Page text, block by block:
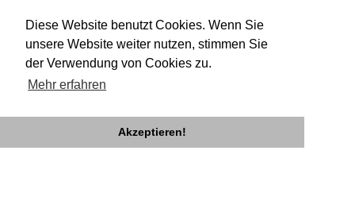
Diese Website benutzt Cookies. Wenn Sie
unsere Website weiter nutzen, stimmen Sie
der Verwendung von Cookies zu.
Mehr erfahren
Akzeptieren!